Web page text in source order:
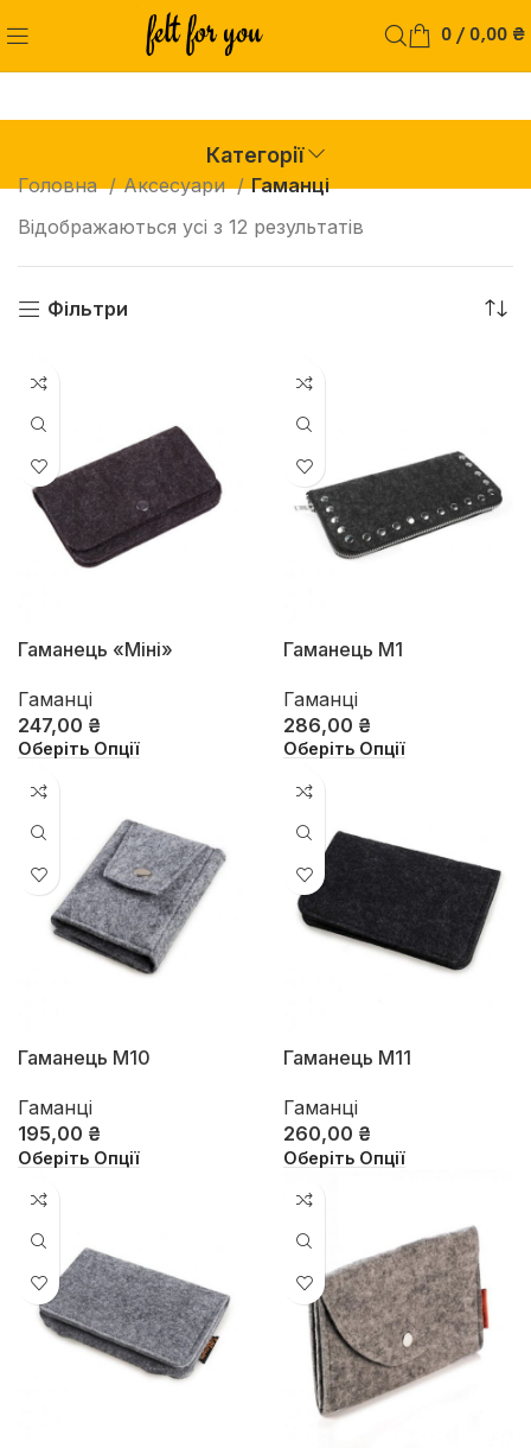
0 / 0,00 ₴
Категорії
Головна Аксесуари
Гаманці
Відображаються усі з 12 результатів
Фільтри
Гаманець «Міні»
Гаманці
247,00 ₴
Оберіть Опції
Гаманець М1
Гаманці
286,00 ₴
Оберіть Опції
Гаманець М10
Гаманці
195,00 ₴
Оберіть Опції
Гаманець М11
Гаманці
260,00 ₴
Оберіть Опції